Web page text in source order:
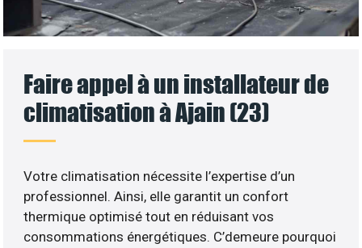
Faire appel à un installateur de
climatisation à Ajain (23)
Votre climatisation nécessite l’expertise d’un
professionnel. Ainsi, elle garantit un confort
thermique optimisé tout en réduisant vos
consommations énergétiques. C’demeure pourquoi